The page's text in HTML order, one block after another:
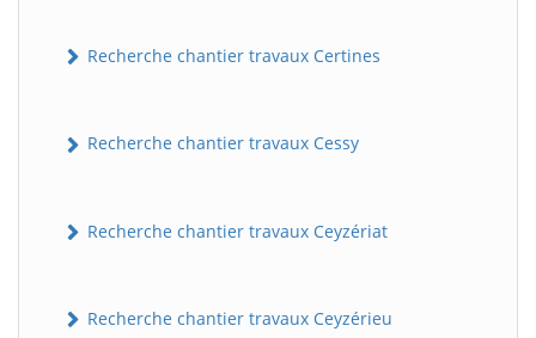
Recherche chantier travaux Certines
Recherche chantier travaux Cessy
Recherche chantier travaux Ceyzériat
Recherche chantier travaux Ceyzérieu